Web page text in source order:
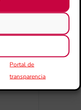
Portal de
transparencia